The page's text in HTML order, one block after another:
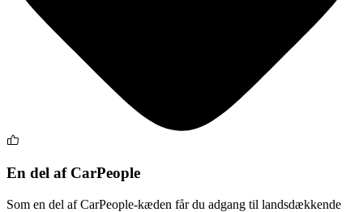
En del af CarPeople
Som en del af CarPeople-kæden får du adgang til landsdækkende